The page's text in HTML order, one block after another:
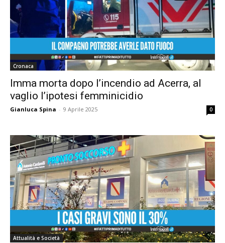
Cronaca
Imma morta dopo l’incendio ad Acerra, al
vaglio l’ipotesi femminicidio
Gianluca Spina - 9 Aprile 2025 0
Attualità e Società